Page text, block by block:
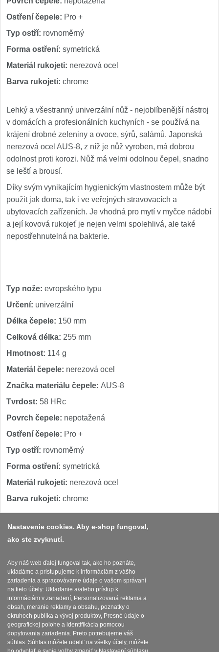
Nože Seburo HOKORI
Nože Seburo WEST 21
Nože Tojiro Shippu
Nože Tojiro Zen
Nože Samura
Nože Samura MO-V 4
Nože Samura Bamboo 1
Ostřiče nožů V-Sharp
Doplnky a diely 4
Dopredaj
Ostření čepele: Pro +
Typ ostří: rovnoměrný
Forma ostření: symetrická
Materiál rukojeti: nerezová ocel
Barva rukojeti: chrome
Lehký a všestranný univerzální nůž - nejoblíbenější nástroj
v domácích a profesionálních kuchyních - se používá na
krájení drobné zeleniny a ovoce, sýrů, salámů. Japonská
nerezová ocel AUS-8, z níž je nůž vyroben, má dobrou
odolnost proti korozi. Nůž má velmi odolnou čepel, snadno
se leští a brousí.
Díky svým vynikajícím hygienickým vlastnostem může být
použit jak doma, tak i ve veřejných stravovacích a
ubytovacích zařízeních. Je vhodná pro mytí v myčce nádobí
a její kovová rukojeť je nejen velmi spolehlivá, ale také
nepostřehnutelná na bakterie.
Typ nože: evropského typu
Určení: univerzální
Délka čepele: 150 mm
Celková délka: 255 mm
Hmotnost: 114 g
Materiál čepele: nerezová ocel
Značka materiálu čepele: AUS-8
Tvrdost: 58 HRc
Povrch čepele: nepotažená
Ostření čepele: Pro +
Typ ostří: rovnoměrný
Forma ostření: symetrická
Materiál rukojeti: nerezová ocel
Barva rukojeti: chrome
Platba a dodávka
Obchodní podmínky
Zasady zpracovani osobnich udaju
Reklamační řád
Nastavenie cookies. Aby e-shop fungoval,
ako ste zvyknutí.
Aby náš web ďalej fungoval tak, ako ho poznáte,
ukladáme a pristupujeme k informáciám z vášho
zariadenia a spracovávame údaje o vašom správaní
na tieto účely: Ukladanie a/alebo prístup k
informáciám v zariadení, Personalizovaná reklama a
obsah, meranie reklamy a obsahu, poznatky o
okruhoch publika a vývoj produktov, Presné údaje o
geografickej polohe a identifikácia pomocou
dopytovania zariadenia. Preto potrebujeme váš
súhlas. Súhlas môžete udeliť na všetky účely, môžete